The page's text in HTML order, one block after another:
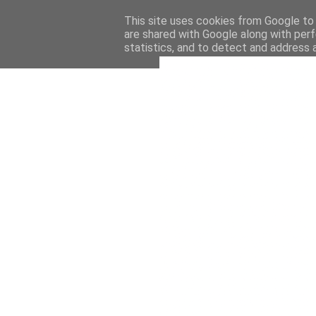
This site uses cookies from Google
are shared with Google along with
statistics, and to detect and address